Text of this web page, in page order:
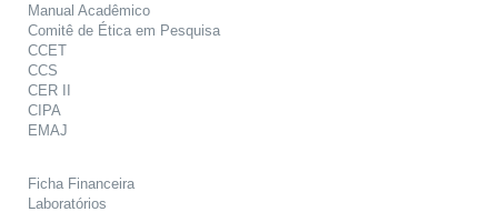
Manual Acadêmico
Comitê de Ética em Pesquisa
CCET
CCS
CER II
CIPA
EMAJ
Ficha Financeira
Laboratórios